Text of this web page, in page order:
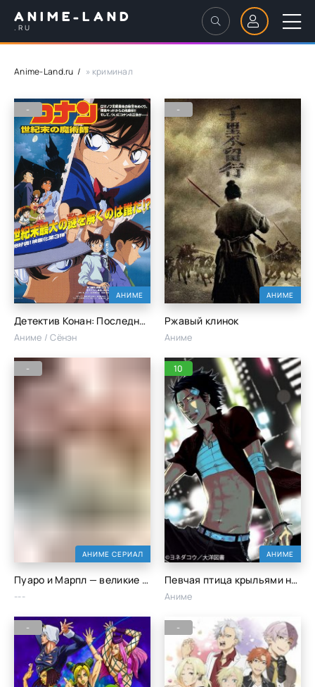
ANIME-LAND
.RU
Anime-Land.ru » криминал
АНИМЕ
-
Детектив Конан: Последний маг века / Meitantei Conan: Seiki matsu no majutsushi / Детектив Конан (фильм 03) / Детектив Конан: Последний волшебник века (1999)
Аниме / Сёнэн
АНИМЕ
-
Ржавый клинок
Аниме
АНИМЕ СЕРИАЛ
-
Пуаро и Марпл — великие детективы Агаты Кристи
---
АНИМЕ
10
Певчая птица крыльями не машет OVA
Аниме
- -